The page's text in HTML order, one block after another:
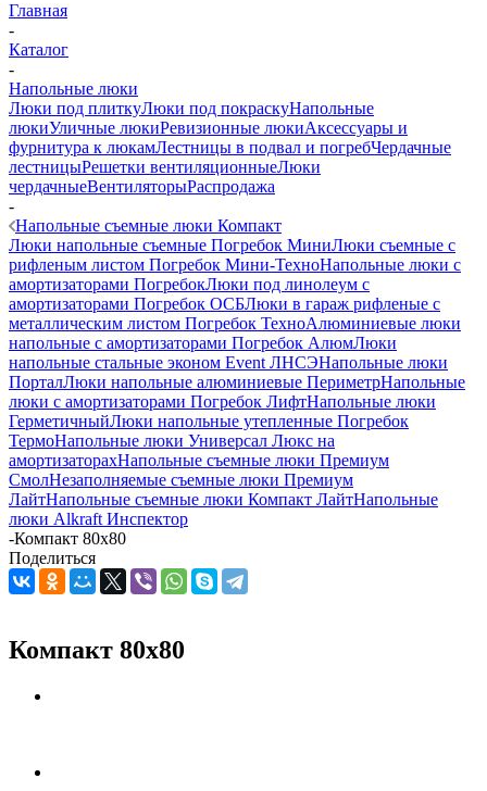
Главная
-
Каталог
-
Напольные люки
Люки под плиткуЛюки под покраскуНапольные
люкиУличные люкиРевизионные люкиАксессуары и
фурнитура к люкамЛестницы в подвал и погребЧердачные
лестницыРешетки вентиляционныеЛюки
чердачныеВентиляторыРаспродажа
-
Напольные съемные люки Компакт
Люки напольные съемные Погребок МиниЛюки съемные с
рифленым листом Погребок Мини-ТехноНапольные люки с
амортизаторами ПогребокЛюки под линолеум с
амортизаторами Погребок ОСБЛюки в гараж рифленые с
металлическим листом Погребок ТехноАлюминиевые люки
напольные с амортизаторами Погребок АлюмЛюки
напольные стальные эконом Event ЛНСЭНапольные люки
ПорталЛюки напольные алюминиевые ПериметрНапольные
люки с амортизаторами Погребок ЛифтНапольные люки
ГерметичныйЛюки напольные утепленные Погребок
ТермоНапольные люки Универсал Люкс на
амортизаторахНапольные съемные люки Премиум
СмолНезаполняемые съемные люки Премиум
ЛайтНапольные съемные люки Компакт ЛайтНапольные
люки Alkraft Инспектор
-Компакт 80х80
Поделиться
Компакт 80х80